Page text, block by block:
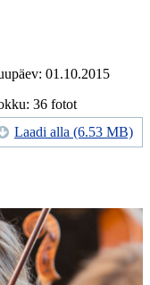
01.10.2015
36 fotot
Laadi alla (6.53 MB)